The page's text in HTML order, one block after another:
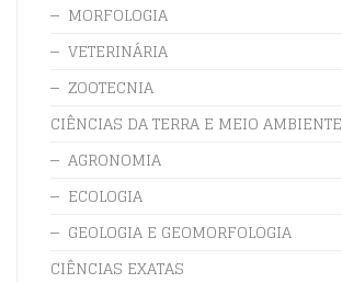
MORFOLOGIA
VETERINÁRIA
ZOOTECNIA
CIÊNCIAS DA TERRA E MEIO AMBIENTE
AGRONOMIA
ECOLOGIA
GEOLOGIA E GEOMORFOLOGIA
CIÊNCIAS EXATAS